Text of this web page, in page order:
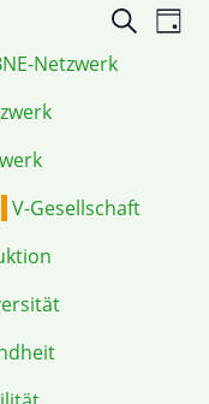
und
SucheTag
Netzwerk
V-Gesellschaft